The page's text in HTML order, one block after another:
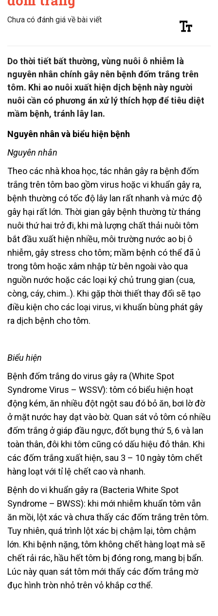
Chưa có đánh giá về bài viết
Do thời tiết bất thường, vùng nuôi ô nhiễm là
nguyên nhân chính gây nên bệnh đốm trắng trên
tôm. Khi ao nuôi xuất hiện dịch bệnh này người
nuôi cần có phương án xử lý thích hợp để tiêu diệt
mầm bệnh, tránh lây lan.
Nguyên nhân và biểu hiện bệnh
Nguyên nhân
Theo các nhà khoa học, tác nhân gây ra bệnh đốm
trắng trên tôm bao gồm virus hoặc vi khuẩn gây ra,
bệnh thường có tốc độ lây lan rất nhanh và mức độ
gây hại rất lớn. Thời gian gây bệnh thường từ tháng
nuôi thứ hai trở đi, khi mà lượng chất thải nuôi tôm
bắt đầu xuất hiện nhiều, môi trường nước ao bị ô
nhiễm, gây stress cho tôm; mầm bệnh có thể đã ủ
trong tôm hoặc xâm nhập từ bên ngoài vào qua
nguồn nước hoặc các loại ký chủ trung gian (cua,
còng, cáy, chim..). Khi gặp thời thiết thay đổi sẽ tạo
điều kiện cho các loại virus, vi khuẩn bùng phát gây
ra dịch bệnh cho tôm.
Biểu hiện
Bệnh đốm trắng do virus gây ra (White Spot
Syndrome Virus – WSSV): tôm có biểu hiện hoạt
động kém, ăn nhiều đột ngột sau đó bỏ ăn, bơi lờ đờ
ở mặt nước hay dạt vào bờ. Quan sát vỏ tôm có nhiều
đốm trắng ở giáp đầu ngực, đốt bụng thứ 5, 6 và lan
toàn thân, đôi khi tôm cũng có dấu hiệu đỏ thân. Khi
các đốm trắng xuất hiện, sau 3 – 10 ngày tôm chết
hàng loạt với tỉ lệ chết cao và nhanh.
Bệnh do vi khuẩn gây ra (Bacteria White Spot
Syndrome – BWSS): khi mới nhiễm khuẩn tôm vẫn
ăn mồi, lột xác và chưa thấy các đốm trắng trên tôm.
Tuy nhiên, quá trình lột xác bị chậm lại, tôm chậm
lớn. Khi bệnh nặng, tôm không chết hàng loạt mà sẽ
chết rải rác, hầu hết tôm bị đóng rong, mang bị bẩn.
Lúc này quan sát tôm mới thấy các đốm trắng mờ
đục hình tròn nhỏ trên vỏ khắp cơ thể.